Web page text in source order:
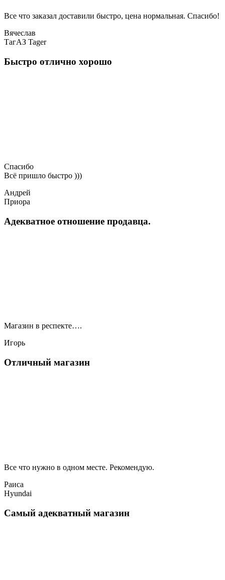
Все что заказал доставили быстро, цена нормальная. Спасибо!
Вячеслав
ТагАЗ Tager
Быстро отлично хорошо
Спасибо
Всё пришло быстро )))
Андрей
Приора
Адекватное отношение продавца.
Магазин в респекте….
Игорь
Отличный магазин
Все что нужно в одном месте. Рекомендую.
Раиса
Hyundai
Самый адекватный магазин